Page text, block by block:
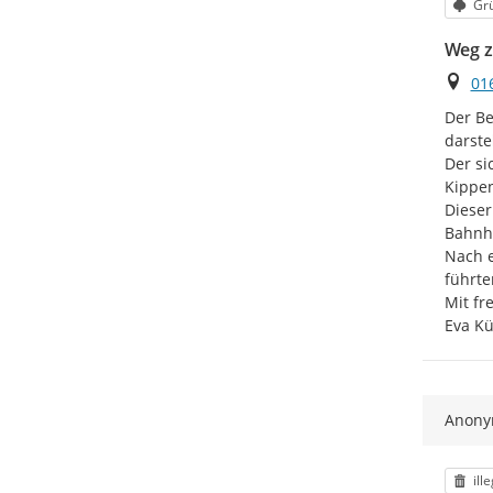
Weg
Ort
Der
Der
Nach
Mit
Eva